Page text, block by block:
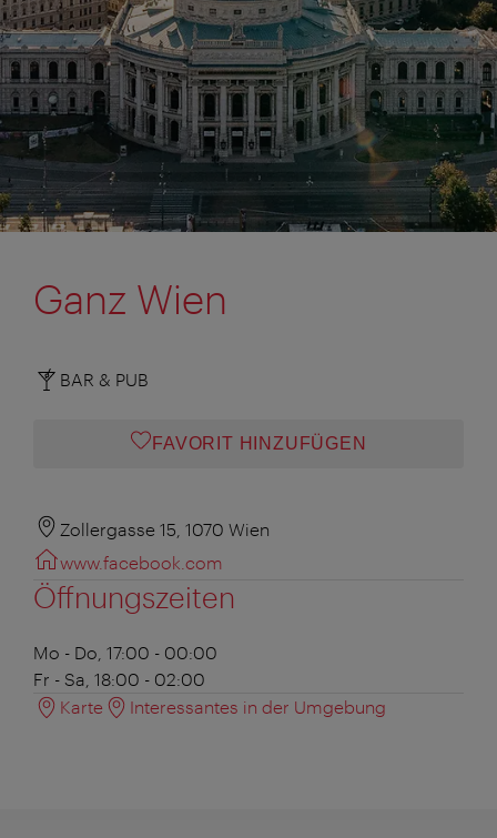
Ganz Wien
BAR & PUB
FAVORIT HINZUFÜGEN
Zollergasse 15, 1070 Wien
www.facebook.com
Öffnungszeiten
Mo - Do, 17:00 - 00:00
Fr - Sa, 18:00 - 02:00
Karte
Interessantes in der Umgebung